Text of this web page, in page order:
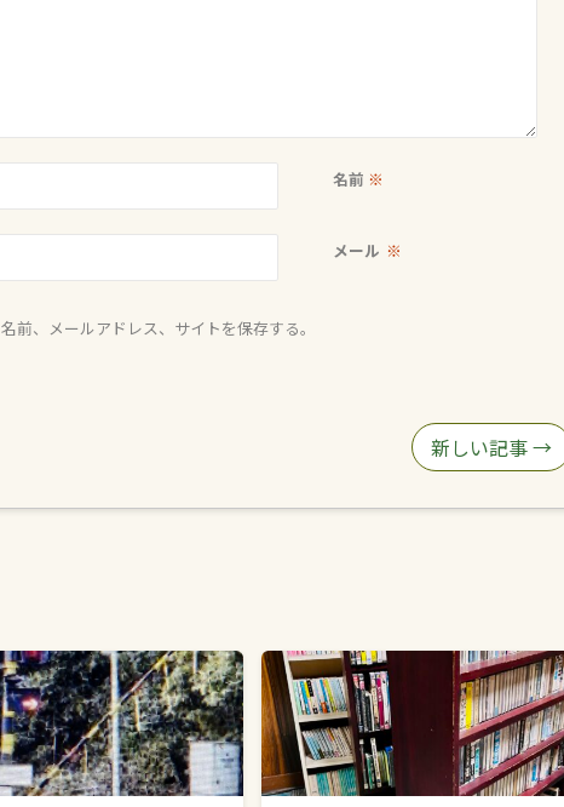
名前 ※
メール ※
前、メールアドレス、サイトを保存する。
新しい記事 →